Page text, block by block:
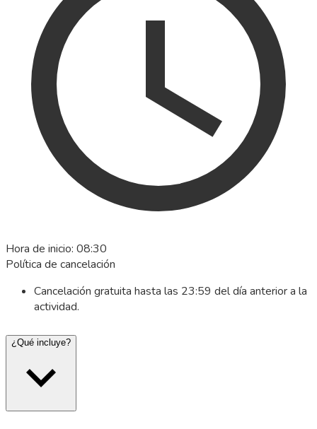
Hora de inicio: 08:30
Política de cancelación
Cancelación gratuita hasta las 23:59 del día anterior a la
actividad.
¿Qué incluye?